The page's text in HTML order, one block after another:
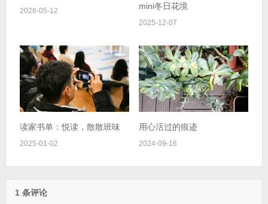
2026-05-12
mini冬日花境
2025-12-07
读家书单：悦读，散散班味
2025-01-02
用心活过的痕迹
2024-09-16
1 条评论